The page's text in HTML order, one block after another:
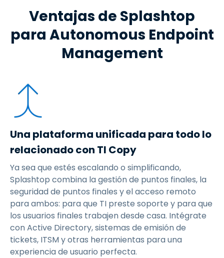
Ventajas de Splashtop
para Autonomous Endpoint
Management
Una plataforma unificada para todo lo
relacionado con TI Copy
Ya sea que estés escalando o simplificando,
Splashtop combina la gestión de puntos finales, la
seguridad de puntos finales y el acceso remoto
para ambos: para que TI preste soporte y para que
los usuarios finales trabajen desde casa. Intégrate
con Active Directory, sistemas de emisión de
tickets, ITSM y otras herramientas para una
experiencia de usuario perfecta.